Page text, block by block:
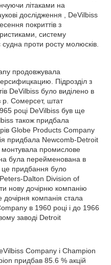
літаками на
дослідження , DeVilbiss
покриттів з
систему
проти росту молюсків.
продовжувала
Підрозділ з
DeVilbiss було виділено в
р. Сомерсет, штат
році DeVilbiss був ще
також придбала
Globe Products Company
придбала Newcomb-Detroit
промислове
була перейменована в
придбання було
Dalton Division of
нову дочірню компанію
компанія стала
в 1960 році і до 1966
заводі Detroit
Company і Champion
придбав 85.6 % акцій